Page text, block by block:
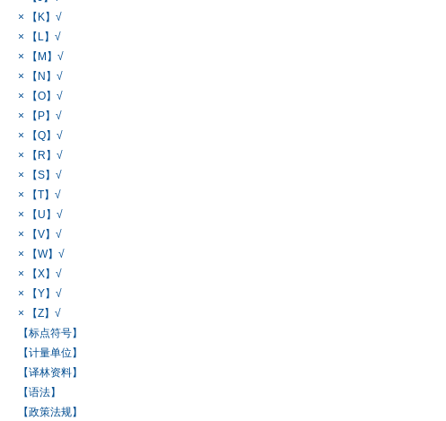
× 【K】√
× 【L】√
× 【M】√
× 【N】√
× 【O】√
× 【P】√
× 【Q】√
× 【R】√
× 【S】√
× 【T】√
× 【U】√
× 【V】√
× 【W】√
× 【X】√
× 【Y】√
× 【Z】√
【标点符号】
【计量单位】
【译林资料】
【语法】
【政策法规】